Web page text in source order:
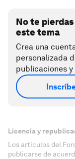
No te
este tema
Crea una
personalizada
publicaciones y
Licencia y
Los artículos del
publicarse de